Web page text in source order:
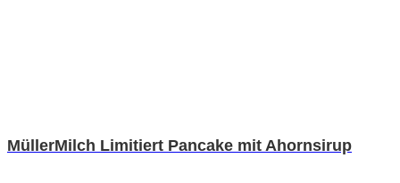
MüllerMilch Limitiert Pancake mit Ahornsirup